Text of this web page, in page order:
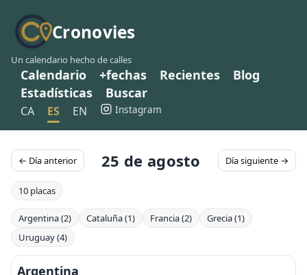
Cronovies
Un calendario hecho de calles
Calendario +fechas Recientes
Blog
Estadísticas
Buscar
CA ES EN Instagram
← Día anterior 25 de agosto Día siguiente →
10 placas
Argentina (2) Cataluña (1) Francia (2)
Grecia (1)
Uruguay (4)
Argentina